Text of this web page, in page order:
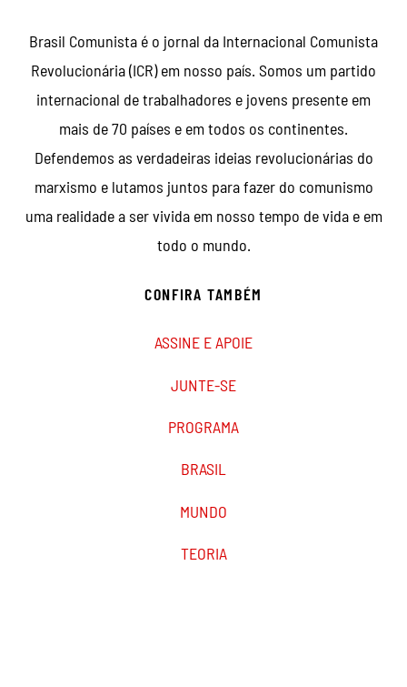
Brasil Comunista é o jornal da Internacional Comunista
Revolucionária (ICR) em nosso país. Somos um partido
internacional de trabalhadores e jovens presente em
mais de 70 países e em todos os continentes.
Defendemos as verdadeiras ideias revolucionárias do
marxismo e lutamos juntos para fazer do comunismo
uma realidade a ser vivida em nosso tempo de vida e em
todo o mundo.
CONFIRA TAMBÉM
ASSINE E APOIE
JUNTE-SE
PROGRAMA
BRASIL
MUNDO
TEORIA